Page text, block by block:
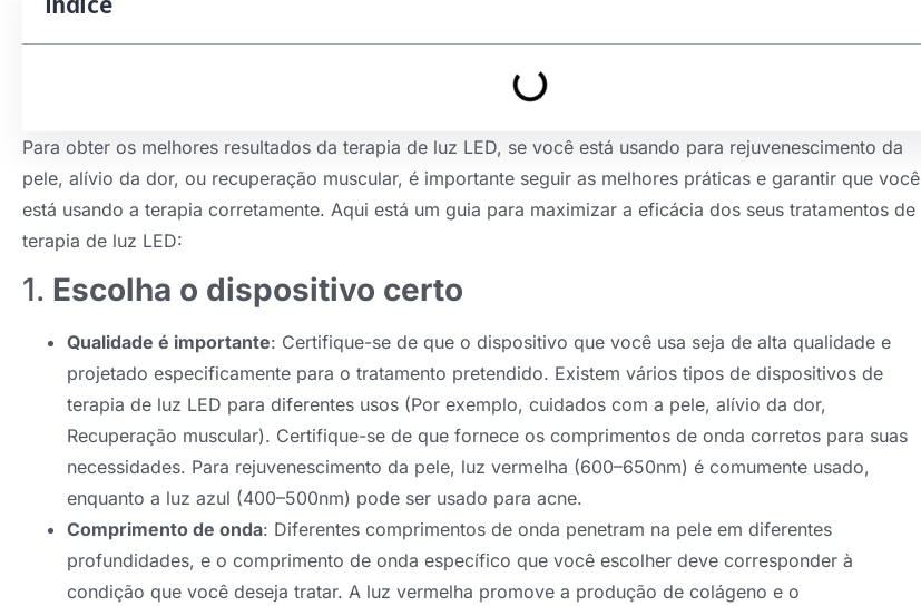
Para obter os melhores resultados da terapia de luz LED, se você está usando para rejuvenescimento da
pele, alívio da dor, ou recuperação muscular, é importante seguir as melhores práticas e garantir que você
está usando a terapia corretamente. Aqui está um guia para maximizar a eficácia dos seus tratamentos de
terapia de luz LED:
1. Escolha o dispositivo certo
Qualidade é importante: Certifique-se de que o dispositivo que você usa seja de alta qualidade e
projetado especificamente para o tratamento pretendido. Existem vários tipos de dispositivos de
terapia de luz LED para diferentes usos (Por exemplo, cuidados com a pele, alívio da dor,
Recuperação muscular). Certifique-se de que fornece os comprimentos de onda corretos para suas
necessidades. Para rejuvenescimento da pele, luz vermelha (600–650nm) é comumente usado,
enquanto a luz azul (400–500nm) pode ser usado para acne.
Comprimento de onda: Diferentes comprimentos de onda penetram na pele em diferentes
profundidades, e o comprimento de onda específico que você escolher deve corresponder à
condição que você deseja tratar. A luz vermelha promove a produção de colágeno e o